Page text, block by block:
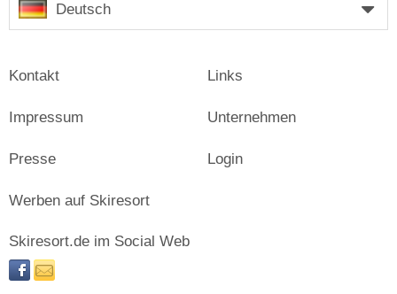
Deutsch
Kontakt
Impressum
Presse
Links
Unternehmen
Login
Werben auf Skiresort
Skiresort.de im Social Web
facebooknewsletter